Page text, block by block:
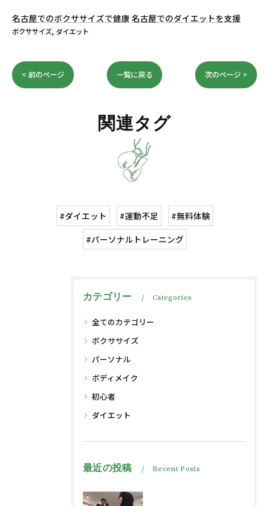
名古屋でのボクササイズで健康名古屋でのダイエットを支援
ボクササイズ ダイエット
< 前のページ 一覧に戻る 次のページ >
関連タグ
#ダイエット #運動不足
#無料体験
#パーソナルトレーニング
カテゴリー Categories
全てのカテゴリー
ボクササイズ
パーソナル
ボディメイク
初心者
ダイエット
最近の投稿 Recent Posts